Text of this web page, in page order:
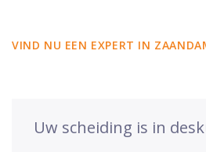
VIND NU EEN EXPERT IN
Uw scheiding is in